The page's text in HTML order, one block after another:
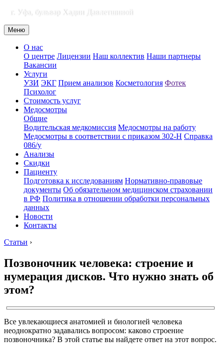
г. Уфа, бульвар Хадии Давлетшиной
Меню
О нас
О центре Лицензии Наш коллектив Наши партнеры
Вакансии
Услуги
УЗИ ЭКГ Прием анализов Косметология Фотек
Психолог
Стоимость услуг
Медосмотры
Общие
Водительская медкомиссия Медосмотры на работу
Медосмотры в соответствии с приказом 302-Н Справка
086/у
Анализы
Скидки
Пациенту
Подготовка к исследованиям Нормативно-правовые
документы Об обязательном медицинском страховании
в РФ Политика в отношении обработки персональных
данных
Новости
Контакты
Статьи ›
Позвоночник человека: строение и
нумерация дисков. Что нужно знать об
этом?
Все увлекающиеся анатомией и биологией человека
неоднократно задавались вопросом: каково строение
позвоночника? В этой статье вы найдете ответ на этот вопрос.